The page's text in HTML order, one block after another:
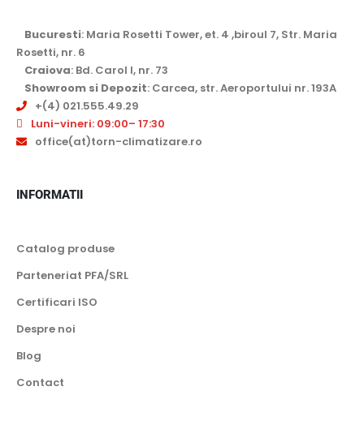
Bucuresti: Maria Rosetti Tower, et. 4 ,biroul 7, Str. Maria
Rosetti, nr. 6
Craiova: Bd. Carol I, nr. 73
Showroom si Depozit: Carcea, str. Aeroportului nr. 193A
+(4) 021.555.49.29
Luni-vineri: 09:00– 17:30
office(at)torn-climatizare.ro
INFORMATII
Catalog produse
Parteneriat PFA/SRL
Certificari ISO
Despre noi
Blog
Contact